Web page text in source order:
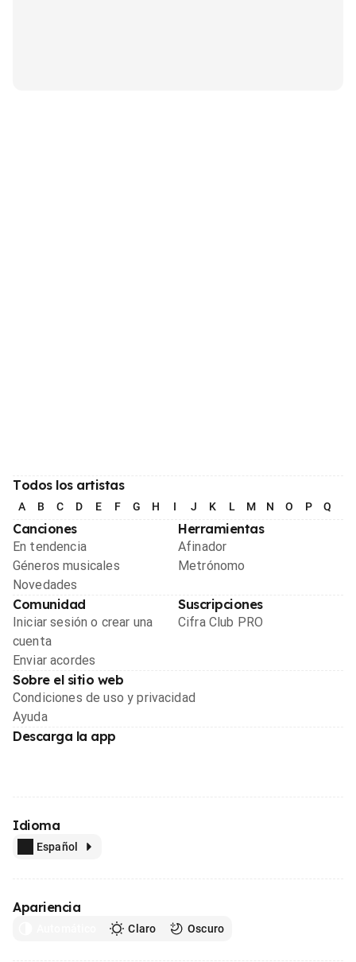
Todos los artistas
A B C D E F G H I J K L M N O P Q
Canciones
En tendencia
Géneros musicales
Novedades
Herramientas
Afinador
Metrónomo
Comunidad
Iniciar sesión o crear una
cuenta
Enviar acordes
Suscripciones
Cifra Club PRO
Sobre el sitio web
Condiciones de uso y privacidad
Ayuda
Descarga la app
Idioma
Español
Apariencia
Claro Oscuro